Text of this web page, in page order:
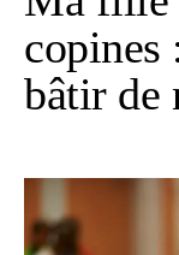
copines
bâtir de